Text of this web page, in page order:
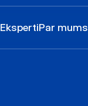
EkspertiPar mums